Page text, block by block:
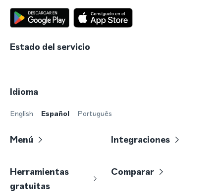
Estado del servicio
Idioma
English Español Português
Menú Integraciones
Herramientas
gratuitas
Comparar